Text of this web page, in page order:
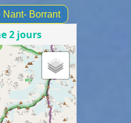
Nant- Borrant